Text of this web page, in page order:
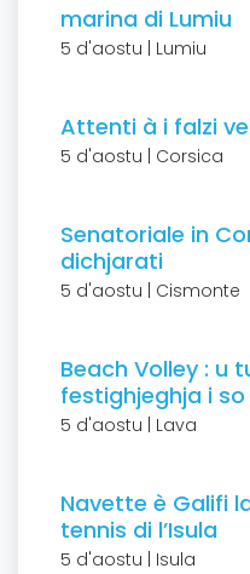
marina di Lumiu
5 d'aostu | Lumiu
Attenti à i falzi
5 d'aostu | Corsica
Senatoriale in
dichjarati
5 d'aostu | Cismonte
Beach Volley : u
festighjeghja i so
5 d'aostu | Lava
Navette è Galifi
tennis di l’Isula
5 d'aostu | Isula